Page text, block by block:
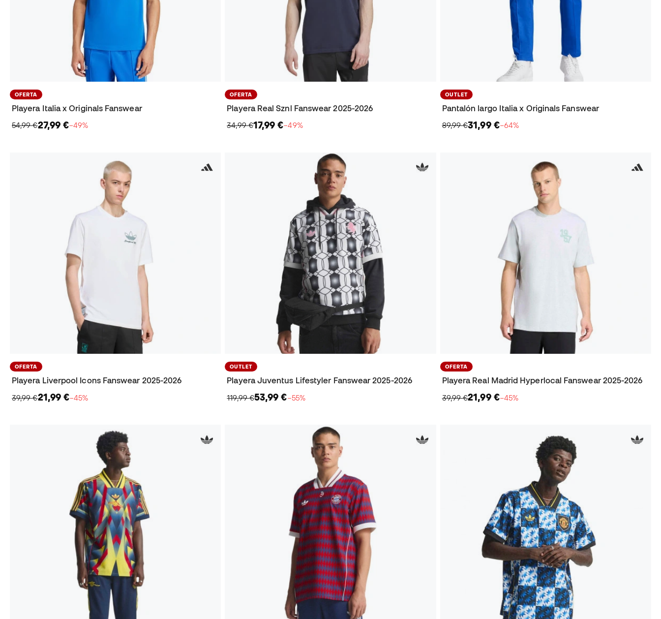
OFERTA
Playera Italia x Originals Fanswear
54,99 €27,99 €−49%
OFERTA
Playera Real Sznl Fanswear 2025-2026
34,99 €17,99 €−49%
OUTLET
Pantalón largo Italia x Originals Fanswear
89,99 €31,99 €−64%
OFERTA
Playera Liverpool Icons Fanswear 2025-2026
39,99 €21,99 €−45%
OUTLET
Playera Juventus Lifestyler Fanswear 2025-2026
119,99 €53,99 €−55%
OFERTA
Playera Real Madrid Hyperlocal Fanswear 2025-2026
39,99 €21,99 €−45%